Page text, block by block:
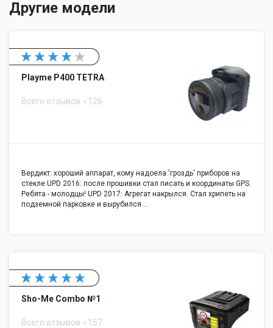
Другие модели
Playme P400 TETRA
Всего отзывов 126
Вердикт: хороший аппарат, кому надоела 'гроздь' приборов на
стекле UPD 2016: после прошивки стал писать и координаты GPS.
Ребята - молодцы! UPD 2017: Агрегат накрылся. Стал хрипеть на
подземной парковке и вырубился.…
Sho-Me Combo №1
Всего отзывов 157